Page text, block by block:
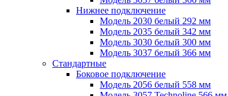
Нижнее подключение
Модель 2030 белый 292 мм
Модель 2035 белый 342 мм
Модель 3030 белый 300 мм
Модель 3037 белый 366 мм
Стандартные
Боковое подключение
Модель 2056 белый 558 мм